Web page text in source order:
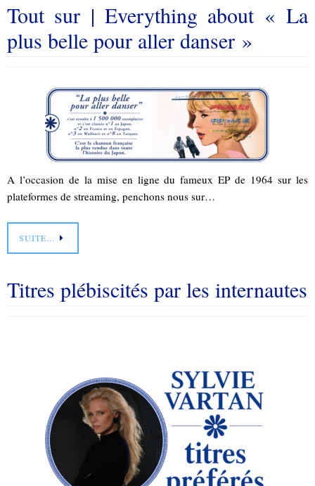
Tout sur | Everything about « La
plus belle pour aller danser »
A l’occasion de la mise en ligne du fameux EP de 1964 sur les
plateformes de streaming, penchons nous sur…
SUITE…
Titres plébiscités par les internautes